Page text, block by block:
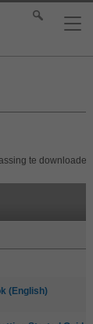
te
(English)